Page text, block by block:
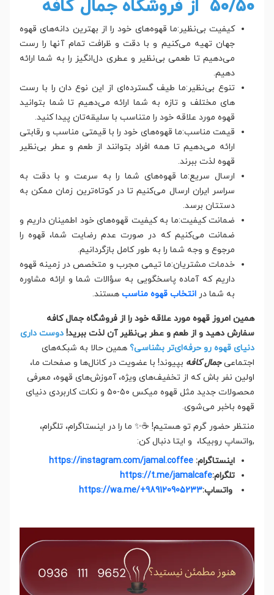
50/50 از فروشگاه جمال کافه
کیفیت بی‌نظیر:ما قهوه‌های خود را از بهترین دانه‌های قهوه
جهان تهیه می‌کنیم و با دقت و ظرافت تمام آنها را رست
می‌دهیم تا طعمی بی‌نظیر و عطری دل‌انگیز را به شما ارائه
دهیم.
تنوع بی‌نظیر:ما طیف گسترده‌ای از این نوع دان را با رست
های مختلف و تازه به شما ارائه می‌دهیم تا شما بتوانید
قهوه مورد علاقه خود را متناسب با سلیقه‌تان پیدا کنید.
قیمت مناسب:ما قهوه‌های خود را با قیمتی مناسب و رقابتی
ارائه می‌دهیم تا همه افراد بتوانند از طعم و عطر بی‌نظیر
قهوه لذت ببرند.
ارسال سریع:ما قهوه‌های شما را به سرعت و با دقت به
سراسر ایران ارسال می‌کنیم تا در کوتاه‌ترین زمان ممکن به
دستتان برسد.
ضمانت کیفیت:ما به کیفیت قهوه‌های خود اطمینان داریم و
ضمانت می‌کنیم که در صورت عدم رضایت شما، قهوه را
مرجوع و وجه شما را به طور کامل بازگردانیم.
خدمات مشتریان:ما تیمی مجرب و متخصص در زمینه قهوه
داریم که آماده پاسخگویی به سؤالات شما و ارائه مشاوره
به شما در انتخاب قهوه مناسب هستند.
همین امروز قهوه مورد علاقه خود را از فروشگاه جمال کافه
سفارش دهید و از طعم و عطر بی‌نظیر آن لذت ببرید! دوست داری
دنیای قهوه رو حرفه‌ای‌تر بشناسی؟ همین حالا به شبکه‌های
اجتماعیجمال کافه بپیوند! با عضویت در کانال‌ها و صفحات ما،
اولین نفر باش که از تخفیف‌های ویژه، آموزش‌های قهوه، معرفی
محصولات جدید مثل قهوه میکس ۵۰-۵۰ و نکات کاربردی دنیای
قهوه باخبر می‌شوی.
منتظر حضور گرم تو هستیم! ☕✨ ما را در اینستاگرام، تلگرام،
,واتساپ روبیکا، و ایتا دنبال کن:
اینستاگرام: https://instagram.com/jamal.coffee
تلگرام:https://t.me/jamalcafe
واتساپ:https://wa.me/+989120905233